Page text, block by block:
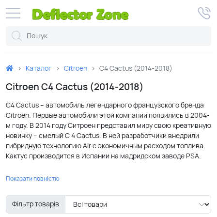
Каталог Citroen C4 Cactus (2014-2018)
Citroen C4 Cactus (2014-2018)
C4 Cactus – автомобиль легендарного французского бренда
Citroen. Первые автомобили этой компании появились в 2004-
м году. В 2014 году Ситроен представил миру свою креативную
новинку – смелый C 4 Cactus. В ней разработчики внедрили
гибридную технологию Air с экономичным расходом топлива.
Кактус производится в Испании на мадридском заводе PSA.
Владельцы Ситроэна Кактуса безусловно гордятся его
представлены много новаторских дизайнерских идей.
Оригинальные защитные накладки на авто Ситроен Ц4 Кактус
Показати повністю
Фільтр товарів